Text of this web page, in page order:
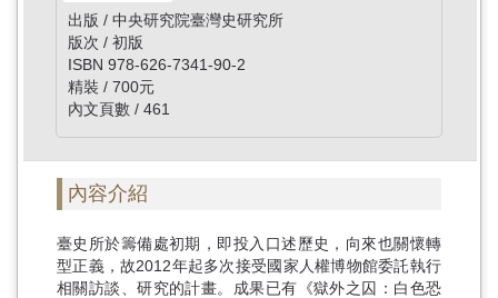
出版 / 中央研究院臺灣史研究所
版次 / 初版
ISBN 978-626-7341-90-2
精裝 / 700元
內文頁數 / 461
內容介紹
臺史所於籌備處初期，即投入口述歷史，向來也關懷轉
型正義，故2012年起多次接受國家人權博物館委託執行
相關訪談、研究的計畫。成果已有《獄外之囚：白色恐